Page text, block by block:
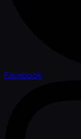
Facebook